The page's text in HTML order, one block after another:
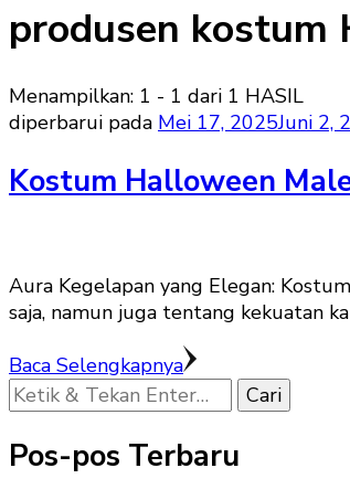
produsen kostum
Menampilkan: 1 - 1 dari 1 HASIL
diperbarui pada Mei 17, 2025Juni 2,
Kostum Halloween
Aura Kegelapan yang Elegan:
saja, namun juga tentang kekuatan
Baca Selengkapnya
Mencari
Sesuatu?
Pos-pos Terbaru